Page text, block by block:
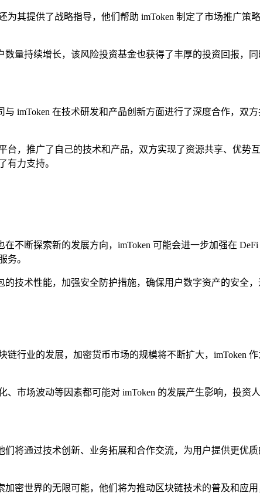
为其提供了战略指导，他们帮助 imToken 制定了市场推广
量持续增长，该风险投资基金也获得了丰厚的投资回报，
imToken 在技术研发和产品创新方面进行了深度合作，双
台，推广了自己的技术和产品，双方实现了资源共享、优势
有力支持。
不断探索新的发展方向，imToken 可能会进一步加强在
务。
技术性能，加强安全防护措施，确保用户数字资产的安全
链行业的发展，加密货币市场的规模将不断扩大，imToken
市场波动等因素都可能对 imToken 的发展产生影响，投资
将通过技术创新、业务拓展和合作交流，为用户提供更优
密世界的无限可能，他们将为推动区块链技术的普及和应